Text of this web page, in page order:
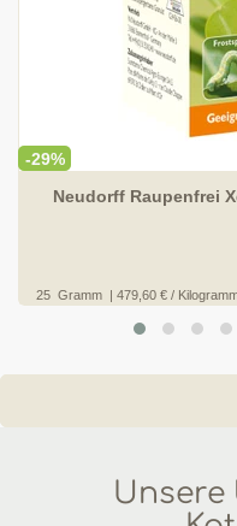
-29%
Neudorff Raupenfrei
25 Gramm | 479,60 € /
Unsere